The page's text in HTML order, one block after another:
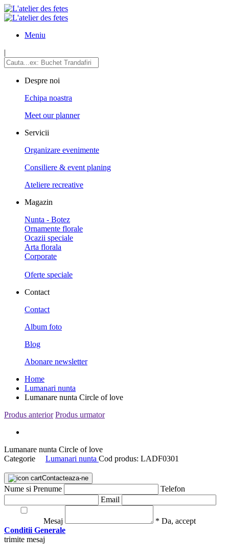
Meniu
|
Despre noi
Echipa noastra
Meet our planner
Servicii
Organizare evenimente
Consiliere & event planing
Ateliere recreative
Magazin
Nunta - Botez
Ornamente florale
Ocazii speciale
Arta florala
Corporate
Oferte speciale
Contact
Contact
Album foto
Blog
Abonare newsletter
Home
Lumanari nunta
Lumanare nunta Circle of love
Produs anterior Produs urmator
Lumanare nunta Circle of love
Categorie
Lumanari nunta Cod produs: LADF0301
Contacteaza-ne
Nume si Prenume
Telefon
Email
Mesaj
* Da, accept
Conditii Generale
trimite mesaj